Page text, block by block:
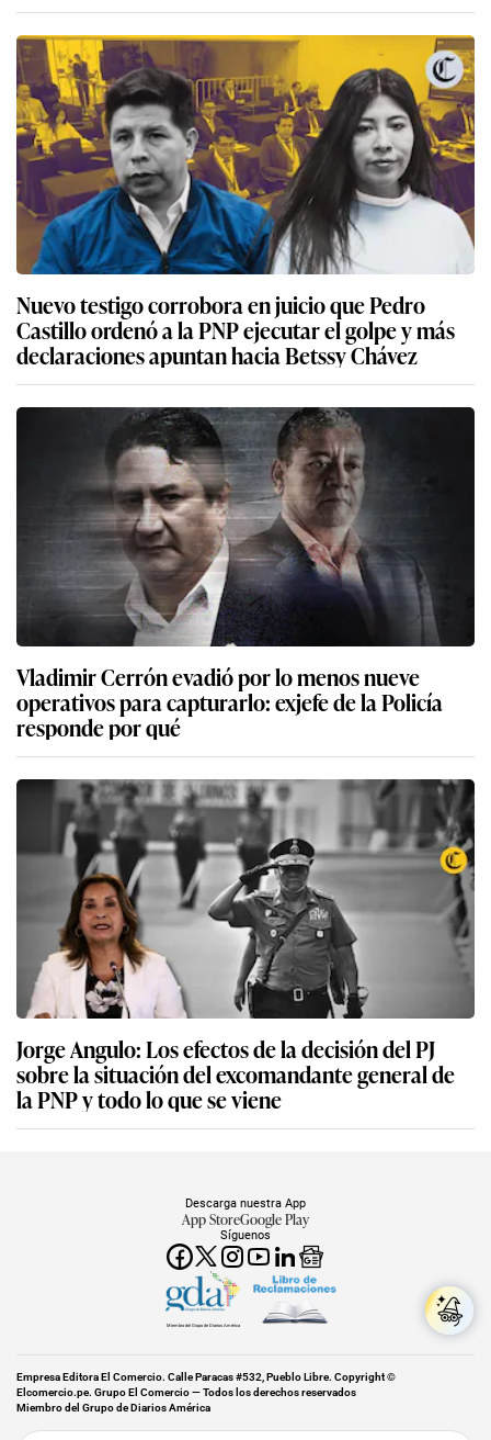
Nuevo testigo corrobora en juicio que Pedro
Castillo ordenó a la PNP ejecutar el golpe y más
declaraciones apuntan hacia Betssy Chávez
Vladimir Cerrón evadió por lo menos nueve
operativos para capturarlo: exjefe de la Policía
responde por qué
Jorge Angulo: Los efectos de la decisión del PJ
sobre la situación del excomandante general de
la PNP y todo lo que se viene
Síguenos
Descarga nuestra App
App StoreGoogle Play
Miembro del Grupo de Diarios América
Empresa Editora El Comercio. Calle Paracas #532, Pueblo Libre. Copyright ©
Elcomercio.pe. Grupo El Comercio — Todos los derechos reservados
Miembro del Grupo de Diarios América